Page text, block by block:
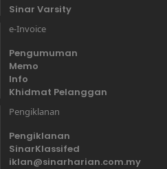
Sinar Varsity
e-Invoice
Pengumuman
Memo
Info
Khidmat Pelanggan
Pengiklanan
Pengiklanan
SinarKlassifed
iklan@sinarharian.com.my